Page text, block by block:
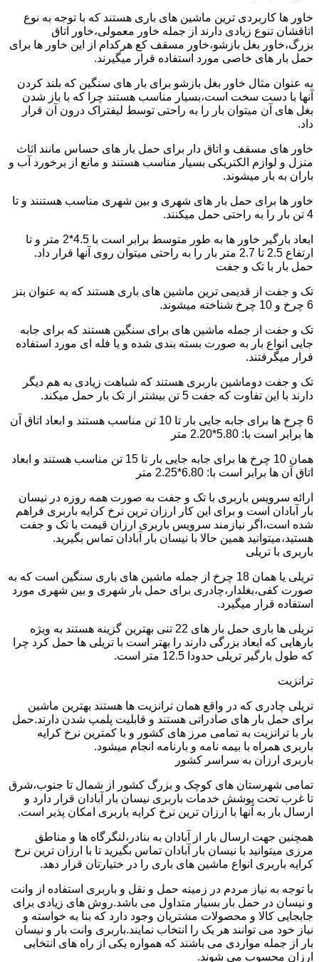
خاور ها کاربردی ترین ماشین های باری هستند که با توجه به نوع
اتاقشان تنوع زیادی دارند از جمله خاور معمولی،خاور اتاق
بزرگ،خاور بغل بازشو،خاور مسقف کع هرکدام از این خاور ها برای
حمل بار های خاصی مورد استفاده قرار میگیرند.
به عنوان مثال خاور بغل بازشو برای بار های سنگین که بلند کردن
آنها با دست سخت است،بسیار مناسب هستند چرا که با باز شدن
بغل های آن میتوان بار را به راحتی توسط لیفتراک درون آن قرار
داد.
خاور های مسقف و اتاق دار برای حمل بار های حساس مانند اثاث
منزل و لوازم الکتریکی بسیار مناسب هستند و مانع از برخورد آب و
باران به بار میشوند.
خاور ها برای حمل بار های شهری و بین شهری مناسب هستنند و تا
4 تن بار را به راحتی حمل میکنند.
ابعاد بارگیر خاور ها به طور متوسط برابر است با 4.5*2 متر و تا
ارتفاع 2.5 تا 2.7 متر بار را به راحتی میتوان روی آنها قرار داد.
حمل بار با تک و جفت
تک و جفت از قدیمی ترین ماشین های باری هستند که به عنوان بنز
6 چرخ و 10 چرخ شناخته میشوند.
تک و جفت از جمله ماشین های برای سنگین هستند که برای جابه
جایی انواع بار به صورت بسته بندی شده و یا فله ای مورد استفاده
قرار میگرفتند.
تک و جفت دوماشین باربری هستند که شباهت زیادی به هم دیگر
دارند با این تفاوت که جفت 5 تن بیشتر از تک بار حمل میکند.
6 چرخ ها برای جابه جایی بار تا 10 تن مناسب هستند و ابعاد اتاق آن
ها برابر است با: 5.80*2.20 متر
همان 10 چرخ ها برای جابه جایی بار تا 15 تن مناسب هستند و ابعاد
اتاق آن ها برابر است با: 6.80*2.25 متر
ارائه سرویس باربری با تک و جفت به صورت همه روزه در نیسان
بار آبادان است و برای این کار ارزان ترین نرخ کرایه باربری فراهم
شده است،اگر نیازمند سرویس باربری ارزان قیمت با تک و جفت
هستید،میتوانید همین حالا با نیسان بار آبادان تماس بگیرید.
باربری با تریلی
تریلی یا همان 18 چرخ از جمله ماشین های باری سنگین است که به
صورت کفی،بغلدار،چادری برای حمل بار شهری و بین شهری مورد
استفاده قرار میگیرد.
تریلی ها باری حمل بار های 22 تنی بهترین گزینه هستند به ویژه
بارهایی که ابعاد بزرگی دارند را بهتر است با تریلی ها حمل کرد چرا
که طول بارگیر تریلی حدودا 12.5 متر است.
ترانزیت
تریلی چادری که در واقع همان ترانزیت ها هستند بهترین ماشین
برای حمل بار های صادراتی هستند و قابلیت پلمپ شدن دارند.حمل
بار با ترانزیت به تمامی مرز های کشور و با کمترین نرخ کرایه
باربری همراه با بیمه نامه و بارنامه انجام میشود.
باربری ارزان به سراسر کشور
تمامی شهرستان های کوچک و بزرگ کشور از شمال تا جنوب،شرق
تا غرب تحت پوشش خدمات باربری نیسان بار آبادان قرار دارد و
ارسال بار به آنها با ارزان ترین نرخ کرایه باربری امکان پذیر است.
همچنین جهت ارسال بار از آبادان به بنادر،لنگرگاه ها و مناطق
مرزی میتوانید با نیسان بار آبادان تماس بگیرید تا با ارزان ترین نرخ
کرایه باربری انواع ماشین های باری را در ختیارتان قرار دهد.
با توجه به نیاز مردم در زمینه حمل و نقل و باربری استفاده از وانت
و نیسان در حمل بار بسیار متداول می باشد.روش های زیادی برای
جابجایی کالا و محصولات مشتریان وجود دارد که بنا به خواسته و
نیاز خود می توانند هر یک را انتخاب نمایند.باربری وانت بار و نیسان
بار از جمله مواردی می باشند که همواره یکی از راه های انتخابی
ارزان محسوب می شوند.